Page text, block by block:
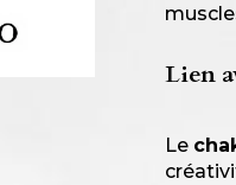
Lien
Le